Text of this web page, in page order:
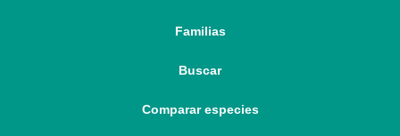
Familias
Buscar
Comparar especies